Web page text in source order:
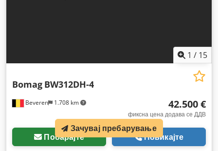
1 / 15
Beveren 1.708 km
Bomag BW312DH-4
42.500 €
фиксна цена додава се ДДВ
Побарајте Повикајте
Зачувај пребарување